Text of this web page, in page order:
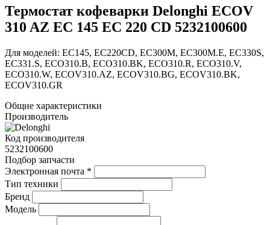
Термостат кофеварки Delonghi ECOV
310 AZ EC 145 EC 220 CD 5232100600
Для моделей: EC145, EC220CD, EC300M, EC300M.E, EC330S,
EC331.S, ECO310.B, ECO310.BK, ECO310.R, ECO310.V,
ECO310.W, ECOV310.AZ, ECOV310.BG, ECOV310.BK,
ECOV310.GR
Общие характеристики
Производитель
Код производителя
5232100600
Подбор запчасти
Электронная почта *
Тип техники
Бренд
Модель